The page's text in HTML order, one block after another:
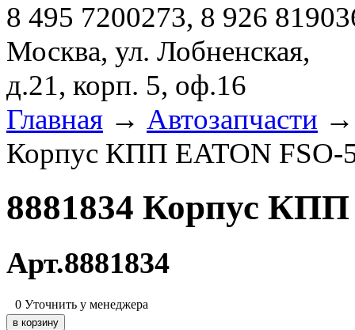
8 495 7200273, 8 926
Москва, ул. Лобненская,
д.21, корп. 5, оф.16
Главная → Автозапчасти
Корпус КПП EATON FSO-
8881834 Корпус
Арт.8881834
0 Уточнить у менеджера